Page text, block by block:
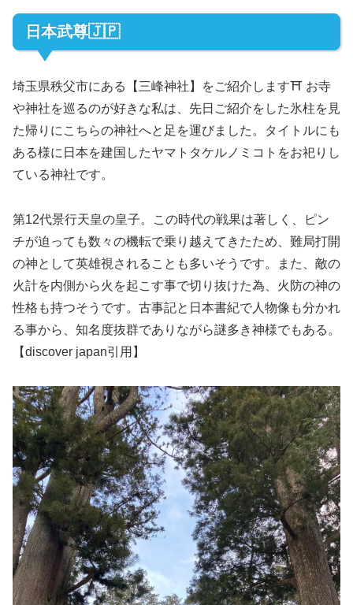
日本武尊🇯🇵
埼玉県秩父市にある【三峰神社】をご紹介します⛩ お寺
や神社を巡るのが好きな私は、先日ご紹介をした氷柱を見
た帰りにこちらの神社へと足を運びました。タイトルにも
ある様に日本を建国したヤマトタケルノミコトをお祀りし
ている神社です。
第12代景行天皇の皇子。この時代の戦果は著しく、ピン
チが迫っても数々の機転で乗り越えてきたため、難局打開
の神として英雄視されることも多いそうです。また、敵の
火計を内側から火を起こす事で切り抜けた為、火防の神の
性格も持つそうです。古事記と日本書紀で人物像も分かれ
る事から、知名度抜群でありながら謎多き神様でもある。
【discover japan引用】